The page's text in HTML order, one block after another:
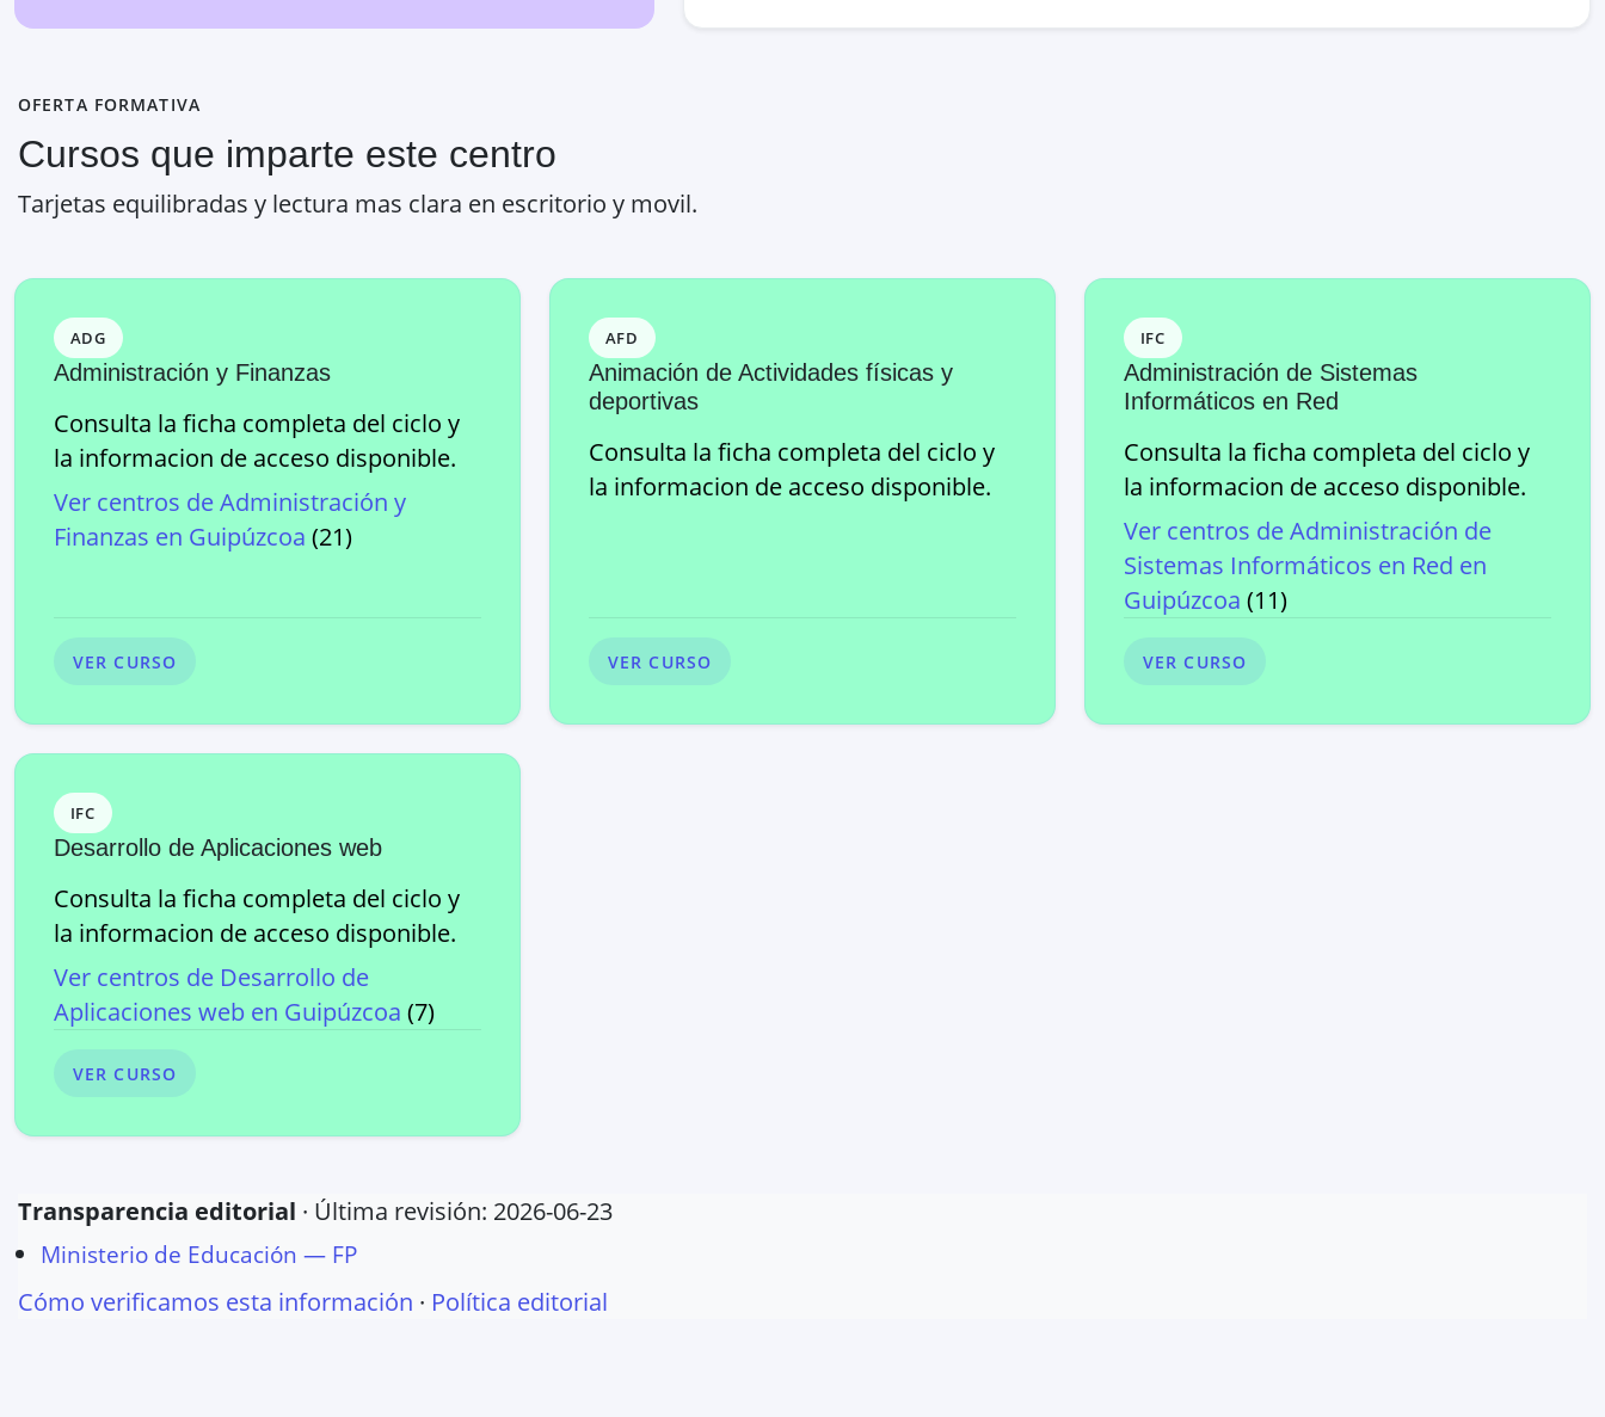
OFERTA FORMATIVA
Cursos que imparte este centro
Tarjetas equilibradas y lectura mas clara en escritorio y movil.
ADG
Administración y Finanzas
Consulta la ficha completa del ciclo y
la informacion de acceso disponible.
Ver centros deAdministración y
Finanzas en Guipúzcoa (21)
VER CURSO
AFD
Animación de Actividades físicas y
deportivas
Consulta la ficha completa del ciclo y
la informacion de acceso disponible.
VER CURSO
IFC
Administración de Sistemas
Informáticos en Red
Consulta la ficha completa del ciclo y
la informacion de acceso disponible.
Ver centros deAdministración de
Sistemas Informáticos en Red en
Guipúzcoa (11)
VER CURSO
IFC
Desarrollo de Aplicaciones web
Consulta la ficha completa del ciclo y
la informacion de acceso disponible.
Ver centros de Desarrollo de
Aplicaciones web en Guipúzcoa (7)
VER CURSO
Transparencia editorial · Última revisión: 2026-06-23
Ministerio de Educación — FP
Cómo verificamos esta información · Política editorial